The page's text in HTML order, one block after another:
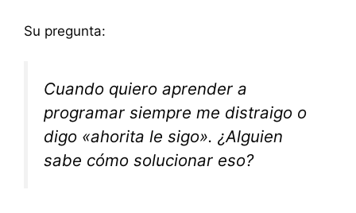
Su pregunta:
Cuando quiero aprender a
programar siempre me distraigo o
digo «ahorita le sigo». ¿Alguien
sabe cómo solucionar eso?